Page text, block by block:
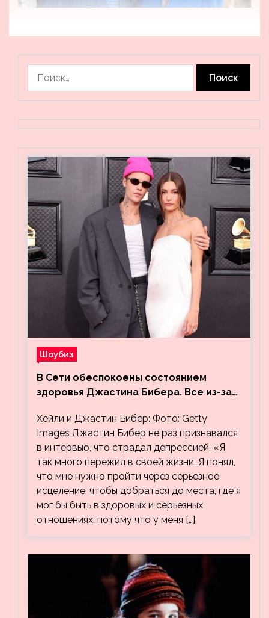
Шоубиз
В Сети обеспокоены состоянием
здоровья Джастина Бибера. Все из-за
Хейли
Хейли и Джастин Бибер: Фото: Getty
Images Джастин Бибер не раз признавался
в интервью, что страдал депрессией. «Я
так много пережил в своей жизни. Я понял,
что мне нужно пройти через серьезное
исцеление, чтобы добраться до места, где я
мог бы быть в здоровых и серьезных
отношениях, потому что у меня […]